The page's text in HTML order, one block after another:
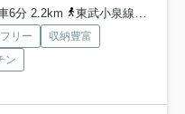
6分 2.2km
東武小泉線「小泉町」駅 徒歩43分
リー
収納豊富
ン